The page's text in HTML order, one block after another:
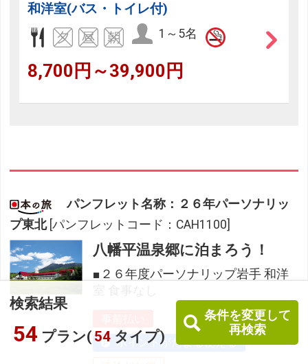
検索結果
54 プラン( 54 タイプ)
条件を変更して
再検索
和洋室(バス・トイレ付)
1～5名
8,700円～39,900円
パンフレット名称：２６年パーソナリッ
プ東北 [パンフレットコード：CAH1100]
八幡平温泉郷に泊まろう！
■２６年度パーソナリップ岩手 和洋
ポイントがたまる使える